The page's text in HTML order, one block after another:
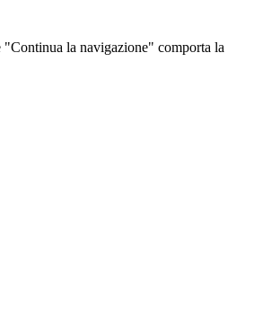
la navigazione" comporta la